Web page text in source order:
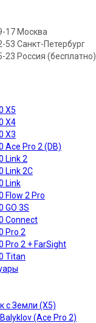
17 Москва
53 Санкт-Петербург
23 Россия (бесплатно)
X5
X4
X3
Ace Pro 2 (DB)
Link 2
Link 2C
Link
Flow 2 Pro
GO 3S
Connect
Pro 2
Pro 2 + FarSight
Titan
с Земли (X5)
(Ace Pro 2)